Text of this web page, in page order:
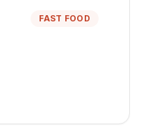
FAST FOOD